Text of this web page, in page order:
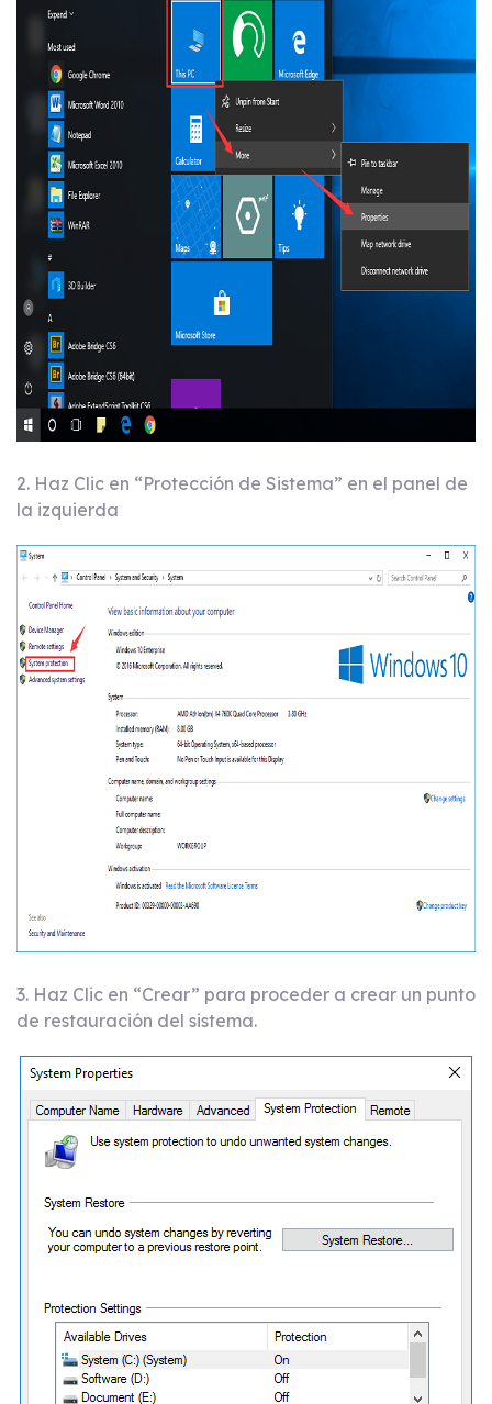
2. Haz Clic en “Protección de Sistema” en el panel de
la izquierda
3. Haz Clic en “Crear” para proceder a crear un punto
de restauración del sistema.